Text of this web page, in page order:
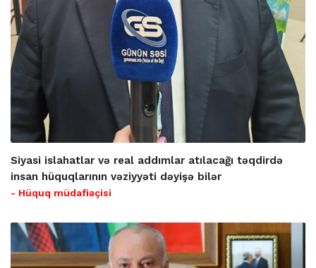
Siyasi islahatlar və real addımlar atılacağı təqdirdə
insan hüquqlarının vəziyyəti dəyişə bilər
- Hüquq müdafiəçisi